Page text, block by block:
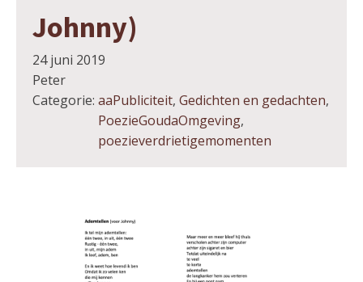
Johnny)
24 juni 2019
Peter
Categorie: aaPubliciteit, Gedichten en gedachten,
PoezieGoudaOmgeving,
poezieverdrietigemomenten